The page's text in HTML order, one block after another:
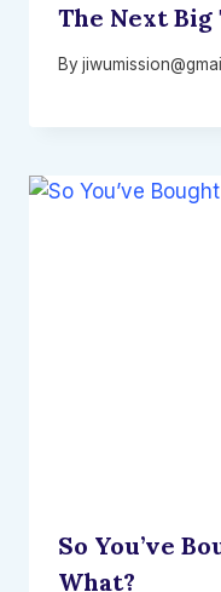
The Next
By
So You’ve
What?